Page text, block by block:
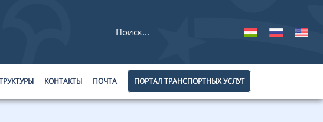
КОНТАКТЫ ПОЧТА ПОРТАЛ ТРАНСПОРТНЫХ УСЛУГ